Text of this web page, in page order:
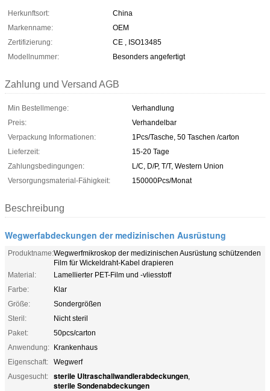
Herkunftsort:
China
Markenname:
OEM
Zertifizierung:
CE , ISO13485
Modellnummer:
Besonders angefertigt
Zahlung und Versand AGB
Min Bestellmenge:
Verhandlung
Preis:
Verhandelbar
Verpackung Informationen:
1Pcs/Tasche, 50 Taschen /carton
Lieferzeit:
15-20 Tage
Zahlungsbedingungen:
L/C, D/P, T/T, Western Union
Versorgungsmaterial-Fähigkeit:
150000Pcs/Monat
Beschreibung
Wegwerfabdeckungen der medizinischen Ausrüstung
Produktname:Wegwerfmikroskop der medizinischen Ausrüstung schützenden
Film für Wickeldraht-Kabel drapieren
Material:
Lamellierter PET-Film und -vliesstoff
Farbe:
Klar
Größe:
Sondergrößen
Steril:
Nicht steril
Paket:
50pcs/carton
Anwendung: Krankenhaus
Eigenschaft:
Wegwerf
Ausgesucht:
sterile Ultraschallwandlerabdeckungen,
sterile Sondenabdeckungen